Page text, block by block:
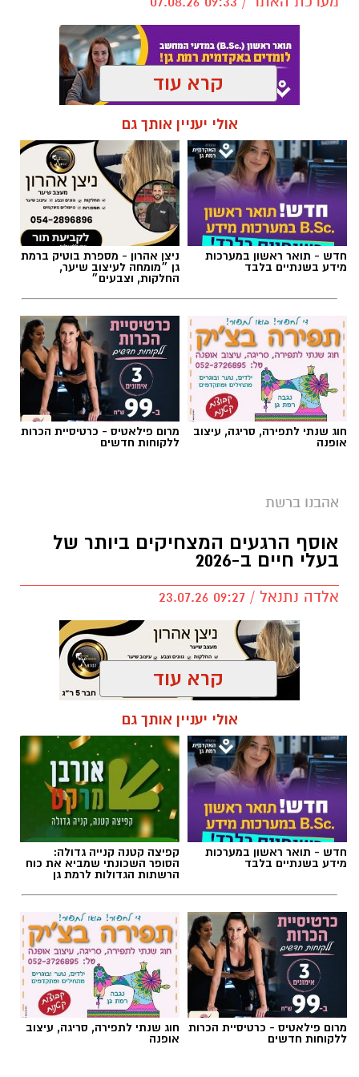
טקסט פוליטי, שירים פוליטיים
חברתית
שירים שהפכו את הפוליטיקה הישראלית לפזמון
לא רק בקלפי: 6 שירים שהפכו את הפוליטיקה
הישראלית לפזמון
ממערכת הבחירות ועד יוקר המחיה, מהסטיקרים
על המכוניות ועד החלום לברוח ללונדון – הרבה
לפני הרשתות החברתיות, הזמרים כבר ידעו
להגיד את מה שהציבור חושב.
אם היה שיר שהיה יכול להתנגן ברקע כמעט בכל
מערכת בחירות בישראל, "איזו מדינה" כנראה היה
מועמד רציני. אלי לוזון שר על המציאות היומיומית,
על הקשיים ועל התחושה שמשהו כאן פשוט לא
קרא עוד
אולי יעניין אותך גם
חדש - תואר ראשון במערכות
מידע בשנתיים בלבד
ניצן אהרון - מספרת בוטיק ברמת
גן ״מומחה לעיצוב שיער,
החלקות, וצבעים״
חוג שנתי לתפירה, סריגה, עיצוב
אופנה
מרום פילאטיס - כרטיסיית הכרות
ללקוחות חדשים
אהבנו ברשת
אוסף הרגעים המצחיקים ביותר של
בעלי חיים ב-2026
אלדה נתנאל / 09:27 23.07.26
קרא עוד
אולי יעניין אותך גם
חדש - תואר ראשון במערכות
מידע בשנתיים בלבד
קפיצה קטנה קנייה גדולה:
הסופר השכונתי שמביא את כוח
הרשתות הגדולות לרמת גן
מרום פילאטיס - כרטיסיית הכרות
ללקוחות חדשים
חוג שנתי לתפירה, סריגה, עיצוב
אופנה